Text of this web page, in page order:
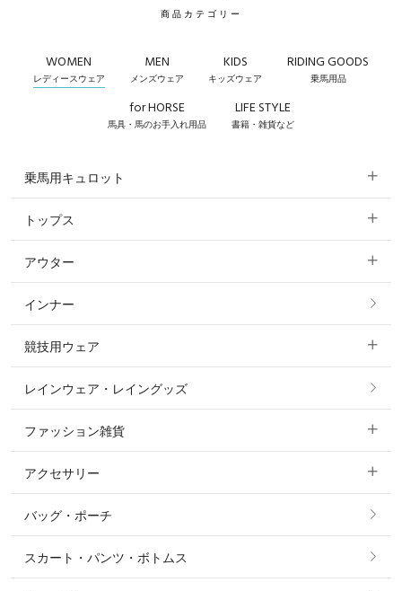
商品カテゴリー
WOMEN
レディースウェア
MEN
メンズウェア
KIDS
キッズウェア
RIDING GOODS
乗馬用品
for HORSE
馬具・馬のお手入れ用品
LIFE STYLE
書籍・雑貨など
乗馬用キュロット
すべてのキュロット
フルグリップ・尻革 キュロット
ニーグリップ・膝革 キュロット
トップス
すべてのトップス
ポロシャツ
カットソー・Tシャツ・タンクトップ
ニット・セーター
シャツ・ブラウス・ワンピース
アウター
すべてのアウター
コート
ジャケット・ブルゾン
インナー
競技用ウェア
すべての競技用ウェア
ショージャケット
ショーシャツ
レインウェア・レイングッズ
ファッション雑貨
すべてのファッション雑貨
ソックス
ベルト
アクセサリー
すべてのアクセサリー
リング
バッグ・ポーチ
スカート・パンツ・ボトムス